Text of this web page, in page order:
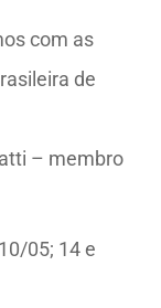
com as
de
– membro
05; 14 e